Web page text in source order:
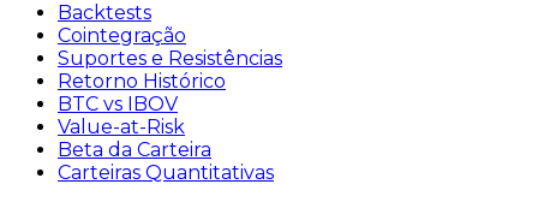
Backtests
Cointegração
Suportes e Resistências
Retorno Histórico
BTC vs IBOV
Value-at-Risk
Beta da Carteira
Carteiras Quantitativas